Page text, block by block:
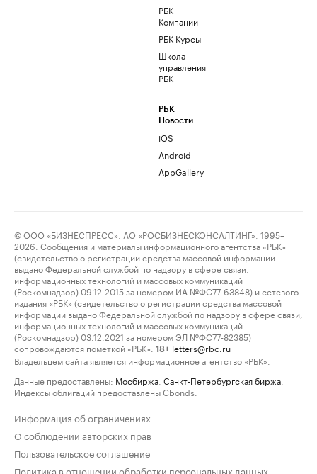
РБК
Компании
РБК Курсы
Школа
управления
РБК
РБК
Новости
iOS
Android
AppGallery
© ООО «БИЗНЕСПРЕСС», АО «РОСБИЗНЕСКОНСАЛТИНГ», 1995–
2026. Сообщения и материалы информационного агентства «РБК»
(свидетельство о регистрации средства массовой информации
выдано Федеральной службой по надзору в сфере связи,
информационных технологий и массовых коммуникаций
(Роскомнадзор) 09.12.2015 за номером ИА №ФС77-63848) и сетевого
издания «РБК» (свидетельство о регистрации средства массовой
информации выдано Федеральной службой по надзору в сфере связи,
информационных технологий и массовых коммуникаций
(Роскомнадзор) 03.12.2021 за номером ЭЛ №ФС77-82385)
сопровождаются пометкой «РБК».
18+ letters@rbc.ru
Владельцем сайта является информационное агентство «РБК».
Данные предоставлены: Мосбиржа Санкт-Петербургская биржа
Индексы облигаций предоставлены Cbonds.
Информация об ограничениях
О соблюдении авторских прав
Пользовательское соглашение
Политика в отношении обработки персональных данных